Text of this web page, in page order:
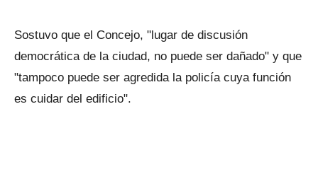
Sostuvo que el Concejo, "lugar de discusión
democrática de la ciudad, no puede ser dañado" y que
"tampoco puede ser agredida la policía cuya función
es cuidar del edificio".